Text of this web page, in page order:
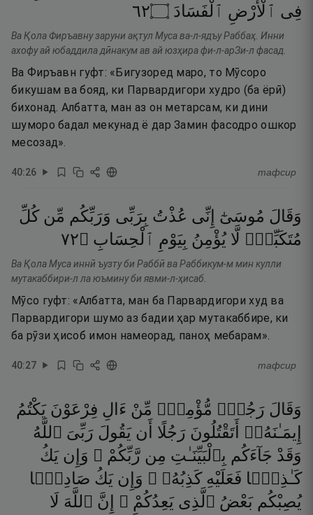
فِى ٱلْأَرْضِ ٱلْفَسَادَ ۝٢٦
Ва Қола Фиръавну заруни ақтул Муса ва-л-ядъу Раббаҳ. Инни
ахофу ай юбаддила дӣнакум ав ай юзҳира фи-л-арЗи-л фасад.
Ва Фиръавн гуфт: «Бигузоред маро, то Мӯсоро
бикушам ва бояд, ки Парвардигори худро (ба ёрӣ)
бихонад. Албатта, ман аз он метарсам, ки дини
шуморо бадал мекунад ё дар Замин фасодро ошкор
месозад».
40:26 тафсир
وَقَالَ مُوسَىٰٓ إِنِّى عُذْتُ بِرَبِّى وَرَبِّكُم مِّن كُلِّ
مُتَكَبِّرٍۢ لَّا يُؤْمِنُ بِيَوْمِ ٱلْحِسَابِ ۝٢٧
Ва Қола Муса иннӣ ъузту би Раббӣ ва Раббикум-м мин кулли
мутакаббири-л ла юъмину би явми-л-ҳисаб.
Мӯсо гуфт: «Албатта, ман ба Парвардигори худ ва
Парвардигори шумо аз бадии ҳар мутакаббире, ки
ба рӯзи ҳисоб имон намеорад, паноҳ мебарам».
40:27 тафсир
وَقَالَ رَجُلٌۭ مُّؤْمِنٌۭ مِّنْ ءَالِ فِرْعَوْنَ يَكْتُمُ
إِيمَـٰنَهُۥٓ أَتَقْتُلُونَ رَجُلًا أَن يَقُولَ رَبِّىَ ٱللَّهُ
وَقَدْ جَآءَكُم بِٱلْبَيِّنَـٰتِ مِن رَّبِّكُمْ ۖ وَإِن يَكُ
كَـٰذِبًۭا فَعَلَيْهِ كَذِبُهُۥ ۖ وَإِن يَكُ صَادِقًۭا
يُصِبْكُم بَعْضُ ٱلَّذِى يَعِدُكُمْ ۖ إِنَّ ٱللَّهَ لَا